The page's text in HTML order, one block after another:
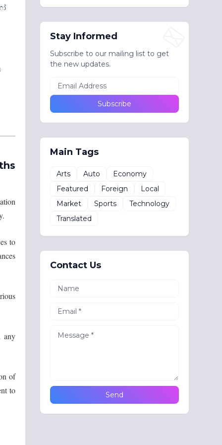
to
any
of
to
Stay Informed
Subscribe to our mailing list to get
the new updates.
Main Tags
Arts Auto
Economy
Featured
Foreign
Local
Market
Sports
Technology
Translated
Contact Us